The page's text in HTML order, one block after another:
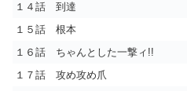
１４話 到達
１５話 根本
１６話 ちゃんとした一撃ィ!!
１７話 攻め攻め爪